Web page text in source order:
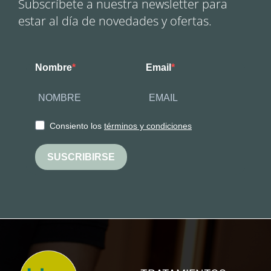
Subscríbete a nuestra newsletter para
estar al día de novedades y ofertas.
Nombre Email
Consiento los términos y condiciones
SUSCRIBIRSE